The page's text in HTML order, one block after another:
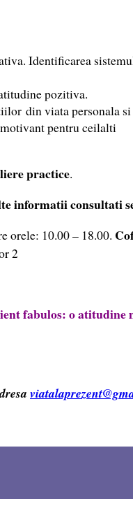
Identificarea
pozitiva.
din viata personala
pentru ceilalti
practice.
informatii consultati
orele: 10.00 – 18.00.
2
fabulos: o